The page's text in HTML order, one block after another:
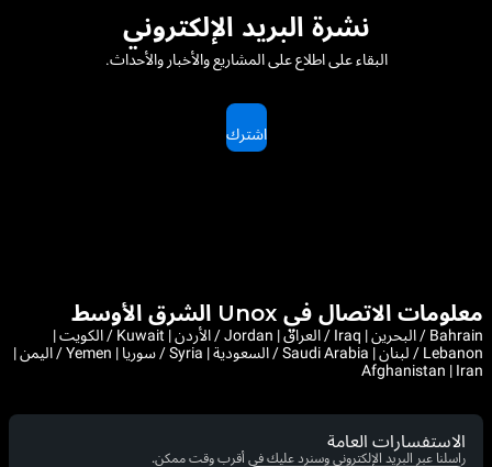
نشرة البريد الإلكتروني
البقاء على اطلاع على المشاريع والأخبار والأحداث.
اشترك
معلومات الاتصال في Unox الشرق الأوسط
Bahrain / البحرين | Iraq / العراق | Jordan / الأردن | Kuwait / الكويت |
Lebanon / لبنان | Saudi Arabia / السعودية | Syria / سوريا | Yemen / اليمن |
Afghanistan | Iran
الاستفسارات العامة
راسلنا عبر البريد الإلكتروني وسنرد عليك في أقرب وقت ممكن.